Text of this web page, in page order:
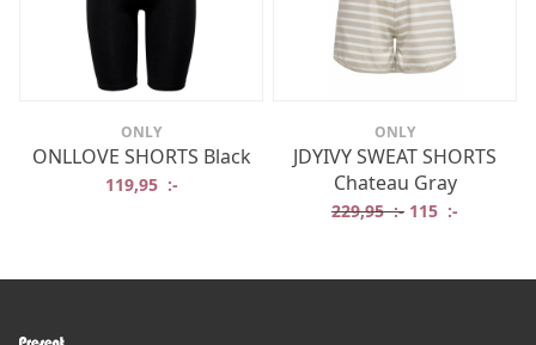
ONLY
ONLLOVE SHORTS Black
119,95 :-
ONLY
JDYIVY SWEAT SHORTS
Chateau Gray
229,95:- Det
115 :-